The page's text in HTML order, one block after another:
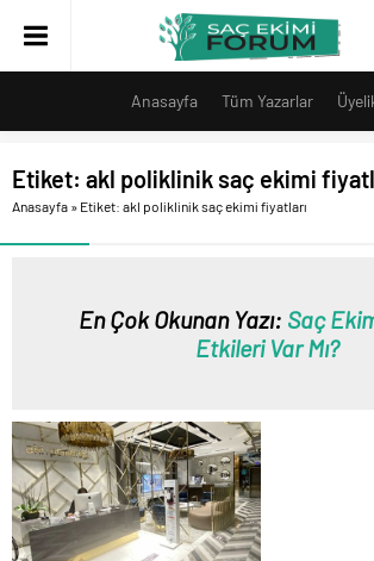
Anasayfa Tüm Yazarlar
Etiket: akl poliklinik saç ekimi
Anasayfa » Etiket: akl poliklinik saç ekimi fiyatları
En Çok Okunan Yazı: Saç
Etkileri Var Mı?